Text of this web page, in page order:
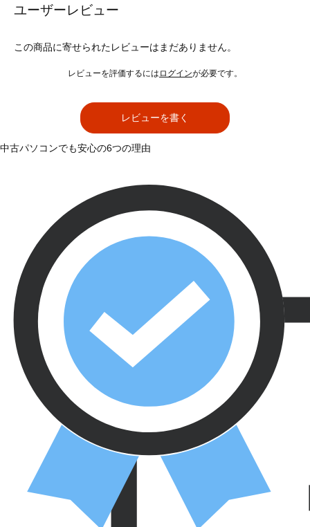
ユーザーレビュー
この商品に寄せられたレビューはまだありません。
レビューを評価するには ログインが必要です。
レビューを書く
中古パソコンでも安心の6つの理由